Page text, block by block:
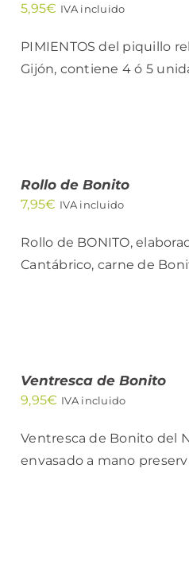
5,95€ IVA incluido
PIMIENTOS del piquillo
Gijón, contiene 4 ó 5
Rollo de Bonito
7,95€ IVA incluido
Rollo de BONITO,
Cantábrico, carne de
Ventresca de Bonito
9,95€ IVA incluido
Ventresca de Bonito del
envasado a mano